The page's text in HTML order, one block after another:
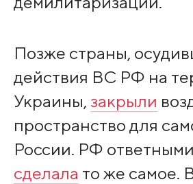
Позже страны,
действия ВС РФ на
Украины, закрыли
пространство для
России. РФ
сделала то же самое.